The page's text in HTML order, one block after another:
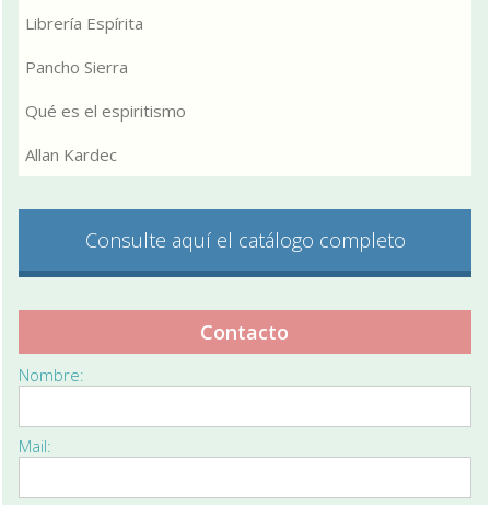
Librería Espírita
Pancho Sierra
Qué es el espiritismo
Allan Kardec
Consulte aquí el catálogo completo
Contacto
Nombre:
Mail: